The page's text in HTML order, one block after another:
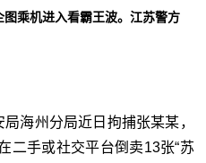
乘机进入看霸王波。江苏警方
海州分局近日拘捕张某某，
二手或社交平台倒卖13张“苏